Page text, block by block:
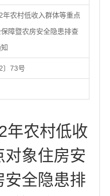
年农村低收入群体等重点
障暨农房安全隐患排查
〕73号
年农村低收
对象住房安
安全隐患排